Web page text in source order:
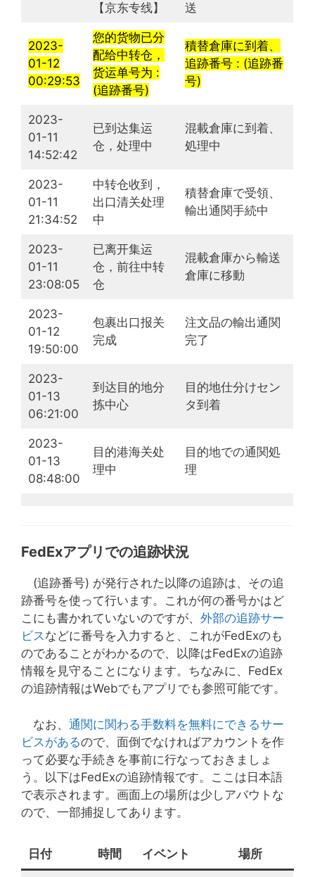
【京东专线】
送
2023-
01-12
00:29:53
您的货物已分
配给中转仓，
货运单号为 :
(追跡番号)
積替倉庫に到着、
追跡番号 : (追跡番
号)
2023-
01-11
14:52:42
已到达集运
仓，处理中
混載倉庫に到着、
処理中
2023-
01-11
21:34:52
中转仓收到，
出口清关处理
中
積替倉庫で受領、
輸出通関手続中
2023-
01-11
23:08:05
已离开集运
仓，前往中转
仓
混載倉庫から輸送
倉庫に移動
2023-
01-12
19:50:00
包裹出口报关
完成
注文品の輸出通関
完了
2023-
01-13
06:21:00
到达目的地分
拣中心
目的地仕分けセン
タ到着
2023-
01-13
08:48:00
目的港海关处
理中
目的地での通関処
理
FedExアプリでの追跡状況
(追跡番号) が発行された以降の追跡は、その追
跡番号を使って行います。これが何の番号かはど
こにも書かれていないのですが、 外部の追跡サー
ビスなどに番号を入力すると、これがFedExのも
のであることがわかるので、以降はFedExの追跡
情報を見守ることになります。ちなみに、FedEx
の追跡情報はWebでもアプリでも参照可能です。
なお、 通関に関わる手数料を無料にできるサー
ビスがあるので、面倒でなければアカウントを作
って必要な手続きを事前に行なっておきましょ
う。以下はFedExの追跡情報です。ここは日本語
で表示されます。画面上の場所は少しアバウトな
ので、一部捕捉してあります。
日付 時間 イベント 場所